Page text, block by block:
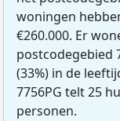
woningen
€260.000. Er
postcodegebied
(33%) in de
7756PG telt 25
personen.